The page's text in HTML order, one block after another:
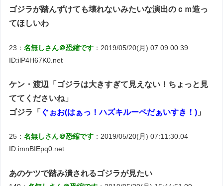
ゴジラが踏んずけても壊れないみたいな演出のｃｍ造っ
てほしいわ
23：名無しさん＠恐縮です ：2019/05/20(月) 07:09:00.39
ID:ilP4H67K0.net
ケン・渡辺「ゴジラは大きすぎて見えない！ちょっと見
ててくださいね」
ゴジラ「 ぐぉお(はぁっ！ハズキルーペだぁいすき！) 」
25：名無しさん＠恐縮です ：2019/05/20(月) 07:11:30.04
ID:imnBIEpq0.net
あのケツで踏み潰されるゴジラが見たい